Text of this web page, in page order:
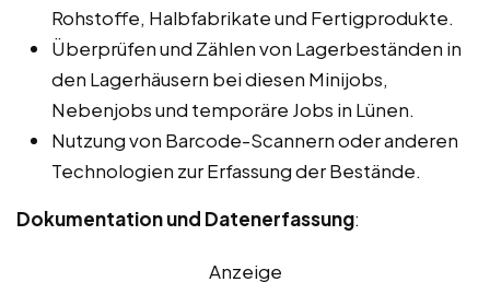
Rohstoffe, Halbfabrikate und Fertigprodukte.
Überprüfen und Zählen von Lagerbeständen in
den Lagerhäusern bei diesen Minijobs,
Nebenjobs und temporäre Jobs in Lünen.
Nutzung von Barcode-Scannern oder anderen
Technologien zur Erfassung der Bestände.
Dokumentation und Datenerfassung:
Anzeige